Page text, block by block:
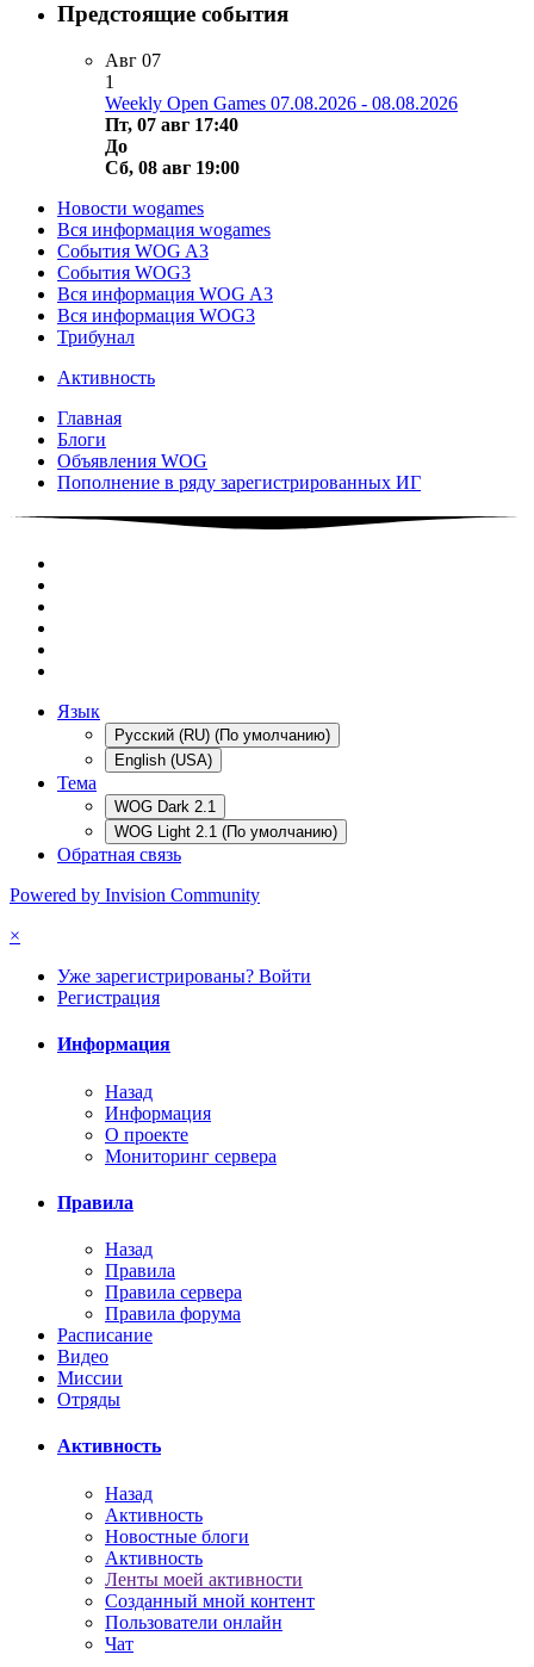
Предстоящие события
Авг 07
1
Weekly Open Games 07.08.2026 - 08.08.2026
Пт, 07 авг 17:40
До
Сб, 08 авг 19:00
Новости wogames
Вся информация wogames
События WOG A3
События WOG3
Вся информация WOG A3
Вся информация WOG3
Трибунал
Активность
Главная
Блоги
Объявления WOG
Пополнение в ряду зарегистрированных ИГ
Язык
Русский (RU) (По умолчанию)
English (USA)
Тема
WOG Dark 2.1
WOG Light 2.1 (По умолчанию)
Обратная связь
Powered by Invision Community
×
Уже зарегистрированы? Войти
Регистрация
Информация
Назад
Информация
О проекте
Мониторинг сервера
Правила
Назад
Правила
Правила сервера
Правила форума
Расписание
Видео
Миссии
Отряды
Активность
Назад
Активность
Новостные блоги
Активность
Ленты моей активности
Созданный мной контент
Пользователи онлайн
Чат